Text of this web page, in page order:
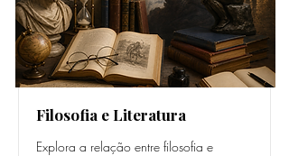
Filosofia e Literatura
Explora a relação entre filosofia e